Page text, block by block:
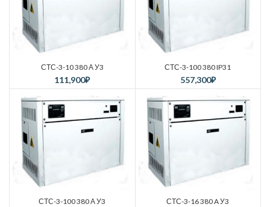
СТС-3-10 380 А У3
111,900₽
СТС-3-100 380 IP31
557,300₽
СТС-3-100 380 А У3 СТС-3-16 380 A У3